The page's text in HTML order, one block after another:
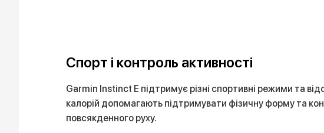
Спорт і контроль активності
Garmin Instinct E підтримує різні спортивні режими та
калорій допомагають підтримувати фізичну форму та
повсякденного руху.